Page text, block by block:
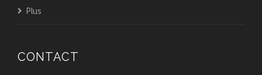
Plus
CONTACT